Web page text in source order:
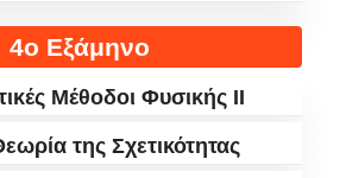
4ο Εξάμηνο
Μέθοδοι Φυσικής ΙΙ
της Σχετικότητας